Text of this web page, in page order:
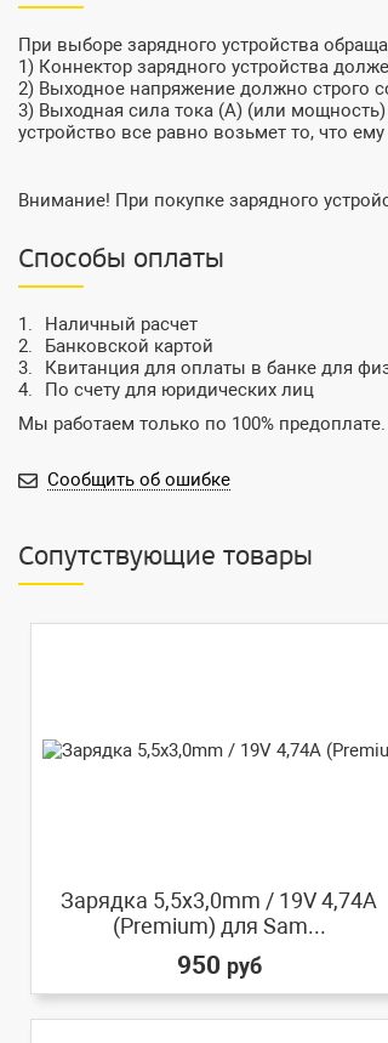
При выборе зарядного устройства
1) Коннектор зарядного устройства
2) Выходное напряжение должно строго
3) Выходная сила тока (А) (или
устройство все равно возьмет то, что
Внимание! При покупке зарядного
Способы оплаты
Наличный расчет
Банковской картой
Квитанция для оплаты в банке для
По счету для юридических лиц
Мы работаем только по 100% предоплате.
Сообщить об ошибке
Сопутствующие товары
Зарядка 5,5x3,0mm / 19V 4,74A
(Premium) для Sam...
950 руб